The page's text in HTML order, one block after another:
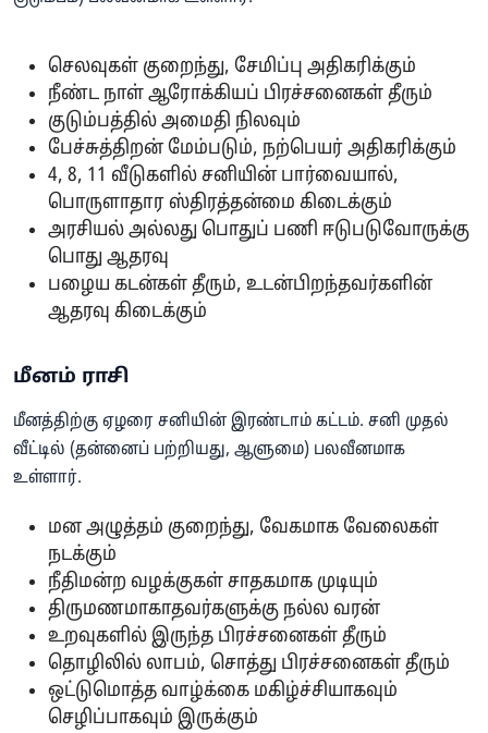
செலவுகள் குறைந்து, சேமிப்பு அதிகரிக்கும்
நீண்ட நாள் ஆரோக்கியப் பிரச்சனைகள் தீரும்
குடும்பத்தில் அமைதி நிலவும்
பேச்சுத்திறன் மேம்படும், நற்பெயர் அதிகரிக்கும்
4, 8, 11 வீடுகளில் சனியின் பார்வையால்,
பொருளாதார ஸ்திரத்தன்மை கிடைக்கும்
அரசியல் அல்லது பொதுப் பணி ஈடுபடுவோருக்கு
பொது ஆதரவு
பழைய கடன்கள் தீரும், உடன்பிறந்தவர்களின்
ஆதரவு கிடைக்கும்
மீனம் ராசி
மீனத்திற்கு ஏழரை சனியின் இரண்டாம் கட்டம். சனி முதல்
வீட்டில் (தன்னைப் பற்றியது, ஆளுமை) பலவீனமாக
உள்ளார்.
மன அழுத்தம் குறைந்து, வேகமாக வேலைகள்
நடக்கும்
நீதிமன்ற வழக்குகள் சாதகமாக முடியும்
திருமணமாகாதவர்களுக்கு நல்ல வரன்
உறவுகளில் இருந்த பிரச்சனைகள் தீரும்
தொழிலில் லாபம், சொத்து பிரச்சனைகள் தீரும்
ஒட்டுமொத்த வாழ்க்கை மகிழ்ச்சியாகவும்
செழிப்பாகவும் இருக்கும்